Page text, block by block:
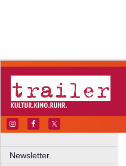
Newsletter.